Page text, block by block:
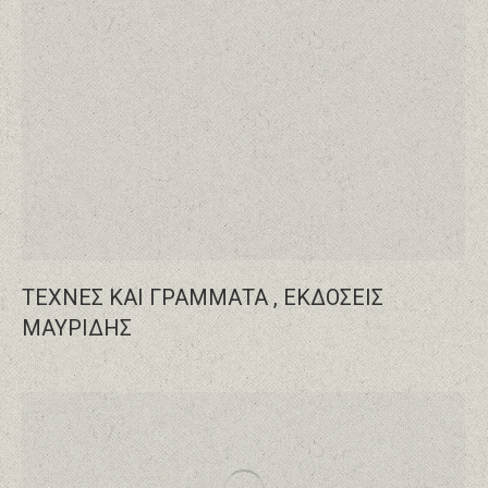
ΤΕΧΝΕΣ ΚΑΙ ΓΡΑΜΜΑΤΑ , ΕΚΔΟΣΕΙΣ
ΜΑΥΡΙΔΗΣ